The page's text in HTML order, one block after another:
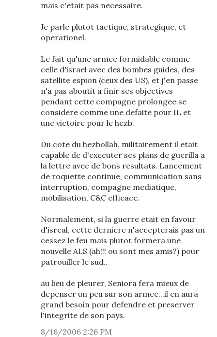
mais c'etait pas necessaire.
Je parle plutot tactique, strategique, et
operationel.
Le fait qu'une armee formidable comme
celle d'israel avec des bombes guides, des
satellite espion (ceux des US), et j'en passe
n'a pas aboutit a finir ses objectives
pendant cette compagne prolongee se
considere comme une defaite pour IL et
une victoire pour le hezb.
Du cote du hezbollah, militairement il etait
capable de d'executer ses plans de guerilla a
la lettre avec de bons resultats. Lancement
de roquette continue, communication sans
interruption, compagne mediatique,
mobilisation, C&C efficace.
Normalement, si la guerre etait en favour
d'isreal, cette derniere n'accepterais pas un
cessez le feu mais plutot formera une
nouvelle ALS (ah!!! ou sont mes amis?) pour
patrouiller le sud..
au lieu de pleurer, Seniora fera mieux de
depenser un peu sur son armee...il en aura
grand besoin pour defendre et preserver
l'integrite de son pays.
8/16/2006 2:26 PM